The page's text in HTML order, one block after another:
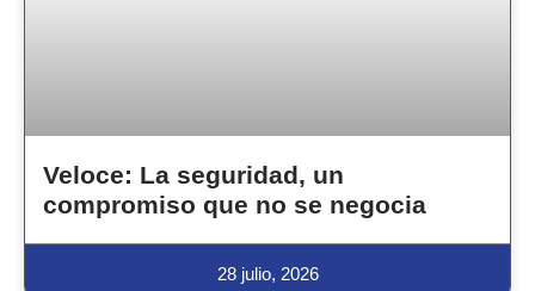
Veloce: La seguridad, un
compromiso que no se negocia
28 julio, 2026